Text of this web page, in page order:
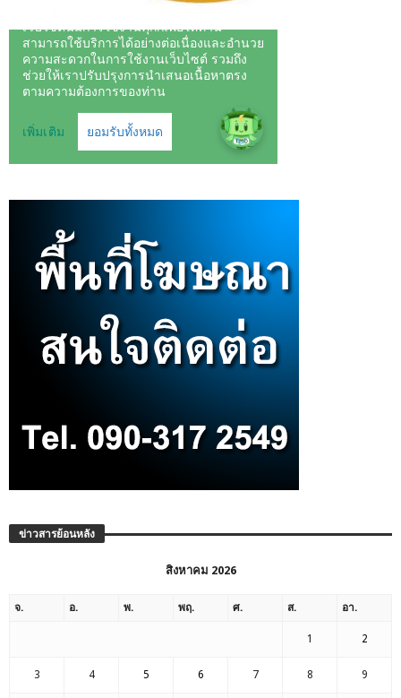
ข่าวสารย้อนหลัง
สิงหาคม 2026
จ. อ. พ. พฤ. ศ. ส. อา.
1 2
3 4 5 6 7 8 9